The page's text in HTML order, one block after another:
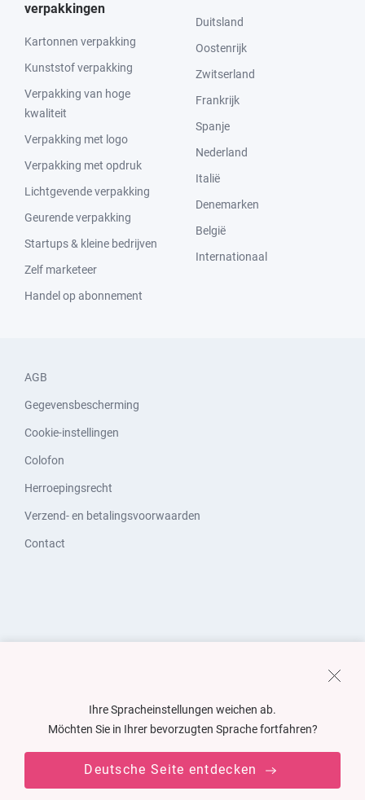
verpakkingen
Kartonnen verpakking
Kunststof verpakking
Verpakking van hoge
kwaliteit
Verpakking met logo
Verpakking met opdruk
Lichtgevende verpakking
Geurende verpakking
Startups & kleine bedrijven
Zelf marketeer
Handel op abonnement
Duitsland
Oostenrijk
Zwitserland
Frankrijk
Spanje
Nederland
Italië
Denemarken
België
Internationaal
AGB
Gegevensbescherming
Cookie-instellingen
Colofon
Herroepingsrecht
Verzend- en betalingsvoorwaarden
Contact
Ihre Spracheinstellungen weichen ab.
Möchten Sie in Ihrer bevorzugten Sprache fortfahren?
Deutsche Seite entdecken